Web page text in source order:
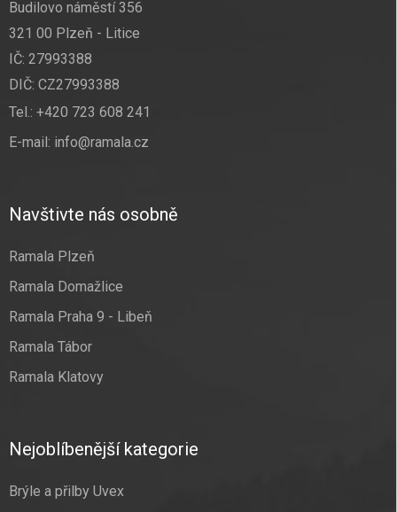
Budilovo náměstí 356
321 00 Plzeň - Litice
IČ: 27993388
DIČ: CZ27993388
Tel.: +420 723 608 241
E-mail: info@ramala.cz
Navštivte nás osobně
Ramala Plzeň
Ramala Domažlice
Ramala Praha 9 - Libeň
Ramala Tábor
Ramala Klatovy
Nejoblíbenější kategorie
Brýle a přilby Uvex